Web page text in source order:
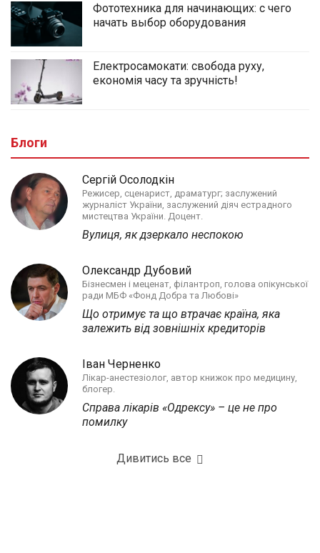
Фототехника для начинающих: с чего
начать выбор оборудования
Електросамокати: свобода руху,
економія часу та зручність!
Блоги
Сергій Осолодкін
Режисер, сценарист, драматург; заслужений
журналіст України, заслужений діяч естрадного
мистецтва України. Доцент.
Вулиця, як дзеркало неспокою
Олександр Дубовий
Бізнесмен і меценат, філантроп, голова опікунської
ради МБФ «Фонд Добра та Любові»
Що отримує та що втрачає країна, яка
залежить від зовнішніх кредиторів
Іван Черненко
Лікар-анестезіолог, автор книжок про медицину,
блогер.
Справа лікарів «Одрексу» – це не про
помилку
Дивитись все